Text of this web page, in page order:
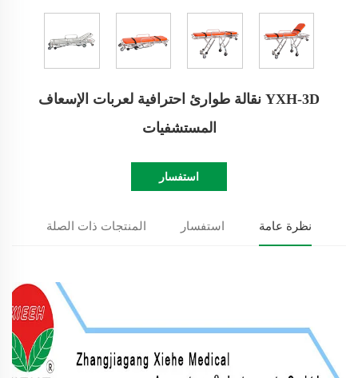
YXH-3D نقالة طوارئ احترافية لعربات الإسعاف
المستشفيات
استفسار
نظرة عامة استفسار المنتجات ذات الصلة